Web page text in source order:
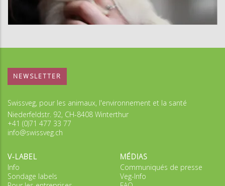
NEWSLETTER
Swissveg, pour les animaux, l'environnement et la santé
Niederfeldstr. 92, CH-8408 Winterthur
+41 (0)71 477 33 77
info@swissveg.ch
V-LABEL
Info
Sondage labels
MÉDIAS
Communiqués de presse
Veg-Info